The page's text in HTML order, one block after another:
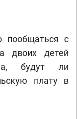
пообщаться с
двоих детей
будут ли
плату в